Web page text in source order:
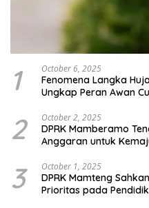
1 October 6, 2025
Fenomena Langka
Ungkap Peran Awan
2 October 2, 2025
DPRK Mamberamo
Anggaran untuk
3 October 1, 2025
DPRK Mamteng
Prioritas pada